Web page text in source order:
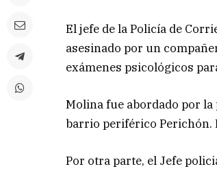
El jefe de la Policía de
asesinado por un
exámenes psicológicos
Molina fue abordado por
barrio periférico Perichón.
Por otra parte, el Jefe